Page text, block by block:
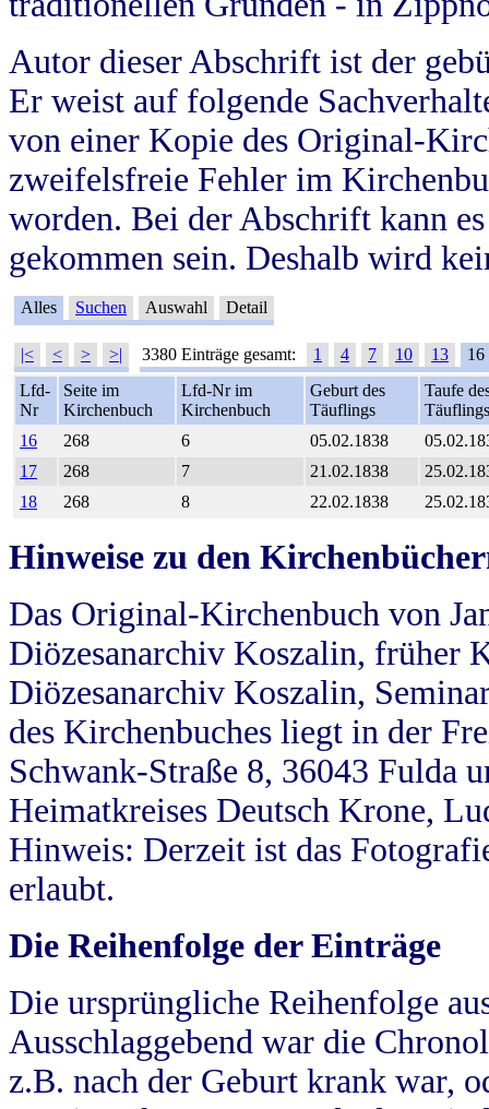
Autor dieser Abschrift ist der
Er weist auf folgende
von einer Kopie des Original-
zweifelsfreie Fehler im
worden. Bei der Abschrift kann
gekommen sein. Deshalb wird
Alles Suchen Auswahl Detail
|< < > >| 3380 Einträge gesamt: 1 4 7 10 13
16
Lfd-
Nr
Seite im
Kirchenbuch
Lfd-Nr im
Kirchenbuch
Geburt des
Täuflings
Taufe
Täuflings
16
268 6 05.02.1838
17
268 7 21.02.1838
18
268 8 22.02.1838
Hinweise zu den
Das Original-Kirchenbuch von
Diözesanarchiv Koszalin, früher
Diözesanarchiv Koszalin,
des Kirchenbuches liegt in der
Schwank-Straße 8, 36043 Fulda
Heimatkreises Deutsch Krone,
Hinweis: Derzeit ist das
erlaubt.
Die Reihenfolge der Einträge
Die ursprüngliche Reihenfolge
Ausschlaggebend war die
z.B. nach der Geburt krank war,